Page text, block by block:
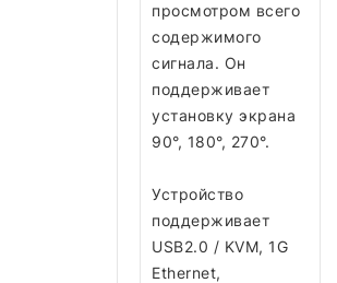
просмотром всего
содержимого
сигнала. Он
поддерживает
установку экрана
90°, 180°, 270°.
Устройство
поддерживает
USB2.0 / KVM, 1G
Ethernet,